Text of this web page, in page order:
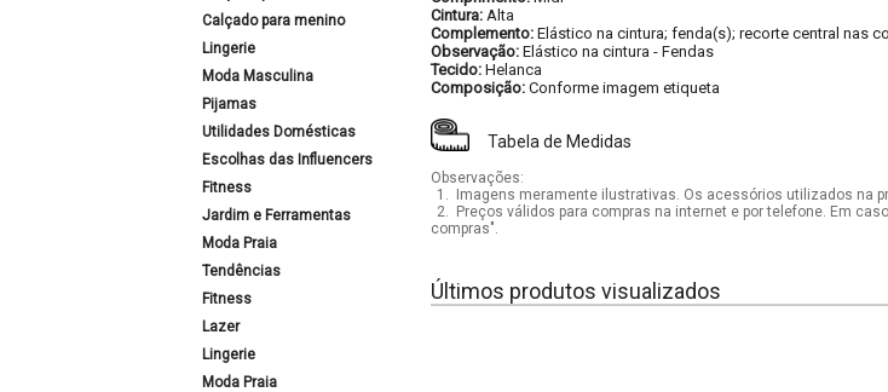
Calçado para menino
Lingerie
Moda Masculina
Pijamas
Utilidades Domésticas
Escolhas das Influencers
Fitness
Jardim e Ferramentas
Moda Praia
Tendências
Fitness
Lazer
Lingerie
Moda Praia
Cintura: Alta
Complemento: Elástico na cintura; fenda(s); recorte central nas
Observação: Elástico na cintura - Fendas
Tecido: Helanca
Composição: Conforme imagem etiqueta
Tabela de Medidas
Observações:
1.
Imagens meramente ilustrativas. Os acessórios utilizados na
2.
Preços válidos para compras na internet e por telefone. Em
compras".
Últimos produtos visualizados